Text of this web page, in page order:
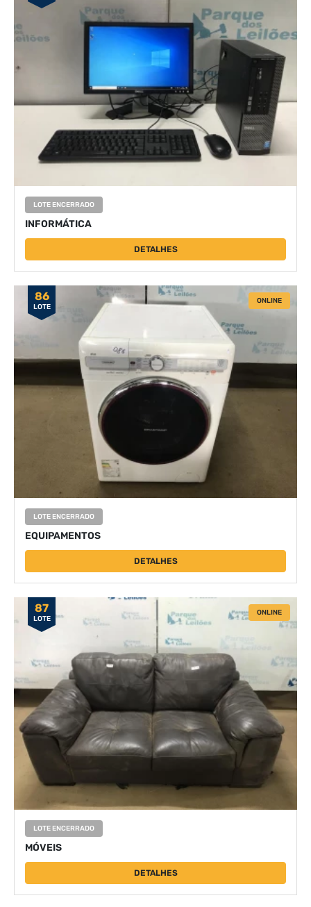
LOTE ENCERRADO
INFORMÁTICA
DETALHES
86
LOTE
ONLINE
LOTE ENCERRADO
EQUIPAMENTOS
DETALHES
87
LOTE
ONLINE
LOTE ENCERRADO
MÓVEIS
DETALHES